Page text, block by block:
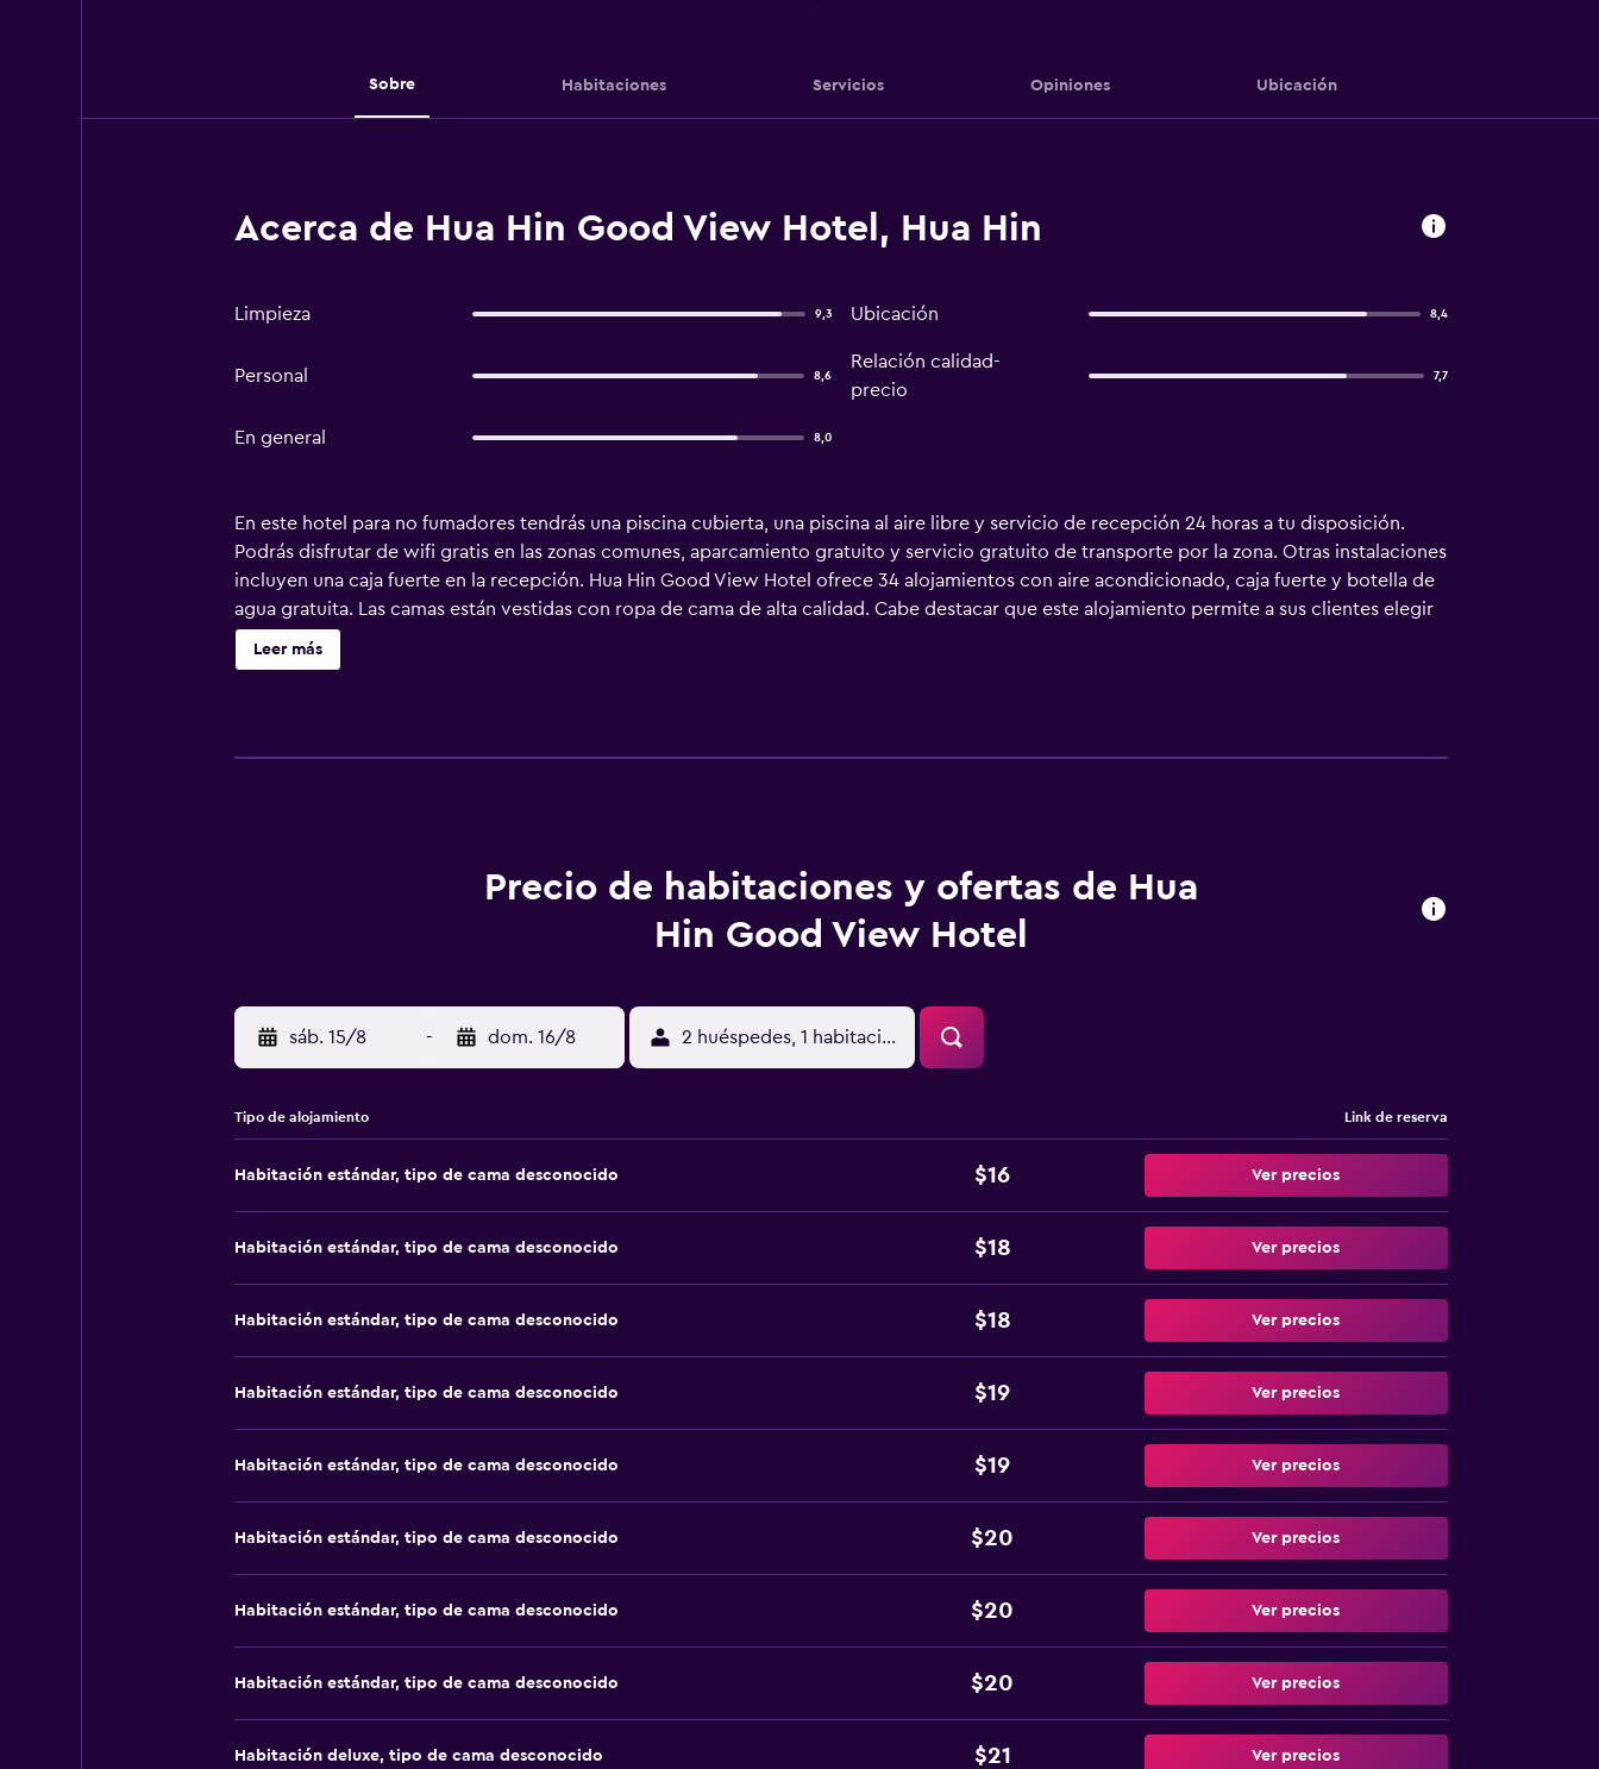
Sobre Habitaciones Servicios Opiniones Ubicación
Acerca de Hua Hin Good View Hotel, Hua Hin
Limpieza 9,3 Ubicación 8,4
Personal 8,6
Relación calidad-
precio
7,7
En general 8,0
En este hotel para no fumadores tendrás una piscina cubierta, una piscina al aire libre y servicio de recepción 24 horas a tu disposición.
Podrás disfrutar de wifi gratis en las zonas comunes, aparcamiento gratuito y servicio gratuito de transporte por la zona. Otras instalaciones
incluyen una caja fuerte en la recepción. Hua Hin Good View Hotel ofrece 34 alojamientos con aire acondicionado, caja fuerte y botella de
agua gratuita. Las camas están vestidas con ropa de cama de alta calidad. Cabe destacar que este alojamiento permite a sus clientes elegir
el tipo de almohada. Se ofrece una televisión de pantalla plana con canales por cable. Los baños están equipados con ducha y bidé. Los
huéspedes pueden navegar por la web gracias a nuestro acceso a Internet wifi gratis. Los servicios para personas de negocios incluyen
Leer más
Precio de habitaciones y ofertas de Hua
Hin Good View Hotel
sáb. 15/8 - dom. 16/8 2 huéspedes, 1 habitación
Tipo de alojamiento Link de reserva
Habitación estándar, tipo de cama desconocido $16 Ver precios
Habitación estándar, tipo de cama desconocido $18 Ver precios
Habitación estándar, tipo de cama desconocido $18 Ver precios
Habitación estándar, tipo de cama desconocido $19 Ver precios
Habitación estándar, tipo de cama desconocido $19 Ver precios
Habitación estándar, tipo de cama desconocido $20 Ver precios
Habitación estándar, tipo de cama desconocido $20 Ver precios
Habitación estándar, tipo de cama desconocido $20 Ver precios
Habitación deluxe, tipo de cama desconocido $21 Ver precios